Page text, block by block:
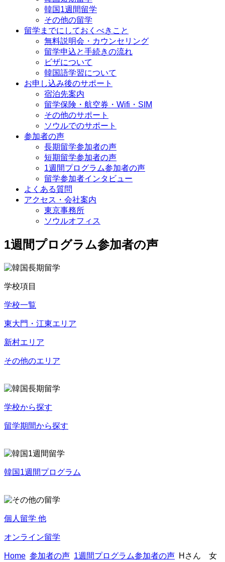
韓国1週間留学
その他の留学
留学までにしておくべきこと
無料説明会・カウンセリング
留学申込と手続きの流れ
ビザについて
韓国語学習について
お申し込み後のサポート
宿泊先案内
留学保険・航空券・Wifi・SIM
その他のサポート
ソウルでのサポート
参加者の声
長期留学参加者の声
短期留学参加者の声
1週間プログラム参加者の声
留学参加者インタビュー
よくある質問
アクセス・会社案内
東京事務所
ソウルオフィス
1週間プログラム参加者の声
学校項目
学校一覧
東大門・江東エリア
新村エリア
その他のエリア
学校から探す
留学期間から探す
韓国1週間プログラム
個人留学 他
オンライン留学
Home 参加者の声 1週間プログラム参加者の声 Hさん 女